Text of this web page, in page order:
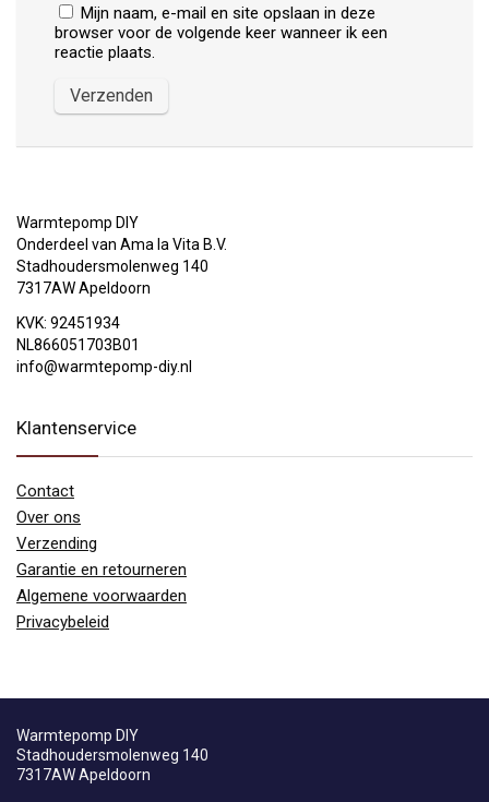
Mijn naam, e-mail en site opslaan in deze
browser voor de volgende keer wanneer ik een
reactie plaats.
Warmtepomp DIY
Onderdeel van Ama la Vita B.V.
Stadhoudersmolenweg 140
7317AW Apeldoorn
KVK: 92451934
NL866051703B01
info@warmtepomp-diy.nl
Klantenservice
Contact
Over ons
Verzending
Garantie en retourneren
Algemene voorwaarden
Privacybeleid
Warmtepomp DIY
Stadhoudersmolenweg 140
7317AW Apeldoorn